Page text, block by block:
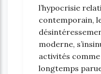
l’hypocrisie
contemporain,
moderne,
activités
longtemps